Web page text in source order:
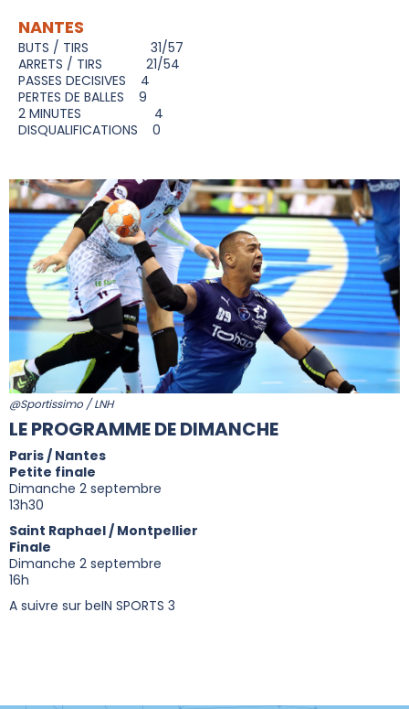
NANTES
BUTS / TIRS 31/57
ARRETS / TIRS 21/54
PASSES DECISIVES 4
PERTES DE BALLES 9
2 MINUTES 4
DISQUALIFICATIONS 0
@Sportissimo / LNH
LE PROGRAMME DE DIMANCHE
Paris / Nantes
Petite finale
Dimanche 2 septembre
13h30
Saint Raphael / Montpellier
Finale
Dimanche 2 septembre
16h
A suivre sur beIN SPORTS 3